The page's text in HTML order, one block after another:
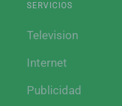
SERVICIOS
Television
Internet
Publicidad